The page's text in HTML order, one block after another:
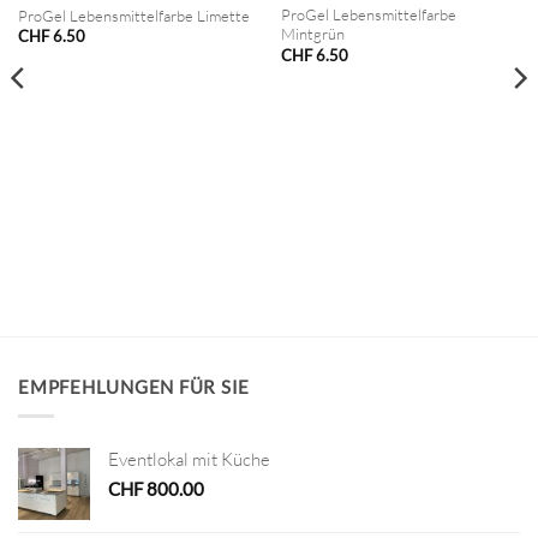
ProGel Lebensmittelfarbe Limette
CHF6.50
ProGel Lebensmittelfarbe
Mintgrün
CHF6.50
EMPFEHLUNGEN FÜR SIE
Eventlokal mit Küche
CHF800.00